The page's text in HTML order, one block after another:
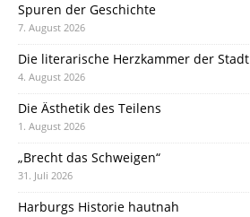
Spuren der Geschichte
7. August 2026
Die literarische Herzkammer der Stadt
4. August 2026
Die Ästhetik des Teilens
1. August 2026
„Brecht das Schweigen“
31. Juli 2026
Harburgs Historie hautnah